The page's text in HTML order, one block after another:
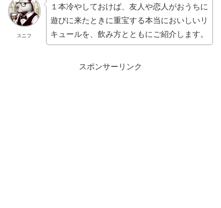
スニフ
１本冷やしておけば、友人や恋人がおうちに
遊びに来たときに重宝する本当においしいリ
キュールを、飲み方とともにご紹介します。
スポンサーリンク